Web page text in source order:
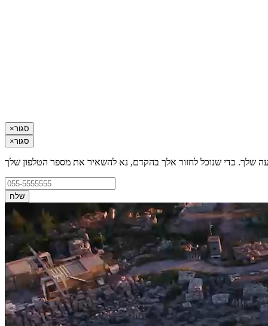
×סגור
×סגור
שלך. כדי שנוכל לחזור אלך בהקדם, נא להשאיר את מספר הטלפון שלך
שלח